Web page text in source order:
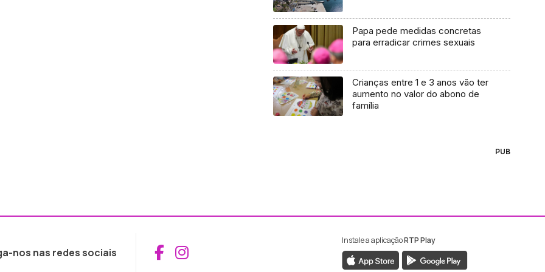
Papa pede medidas concretas
para erradicar crimes sexuais
Crianças entre 1 e 3 anos vão ter
aumento no valor do abono de
família
PUB
nos nas redes sociais Aceder ao Facebook da RTP Madeira
Aceder ao Instagram da RTP Madeira
Instale a aplicaçãoRTP Play